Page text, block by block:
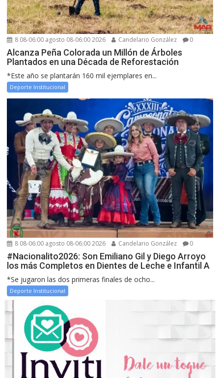
8 08-06:00 agosto 08-06:00 2026 Candelario González 0
Alcanza Peña Colorada un Millón de Árboles
Plantados en una Década de Reforestación
*Este año se plantarán 160 mil ejemplares en...
Deporte Institucional
8 08-06:00 agosto 08-06:00 2026 Candelario González 0
#Nacionalito2026: Son Emiliano Gil y Diego Arroyo
los más Completos en Dientes de Leche e Infantil A
*Se jugaron las dos primeras finales de ocho...
Deporte Institucional